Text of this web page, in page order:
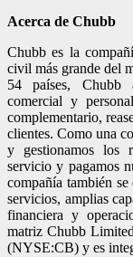
Acerca de Chubb
Chubb es la
civil más grande del
54 países, Chubb
comercial y
complementario,
clientes. Como una
y gestionamos los
servicio y pagamos
compañía también
servicios, amplias
financiera y
matriz Chubb
(NYSE:CB) y es